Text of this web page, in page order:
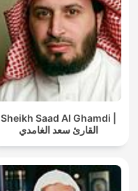
Sheikh Saad Al Ghamdi |
القارئ سعد الغامدي